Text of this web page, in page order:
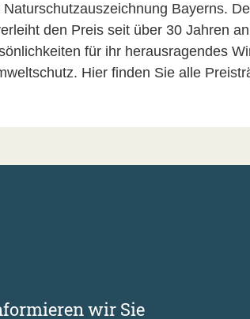
Naturschutzauszeichnung Bayerns.
den Preis seit über 30 Jahren
für ihr herausragendes
Hier finden Sie alle
wir Sie